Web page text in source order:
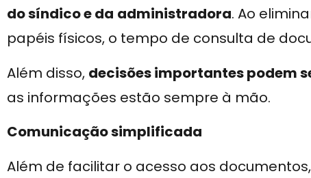
do síndico e da administradora. Ao
papéis físicos, o tempo de consulta de
Além disso, decisões importantes podem
as informações estão sempre à mão.
Comunicação simplificada
Além de facilitar o acesso aos